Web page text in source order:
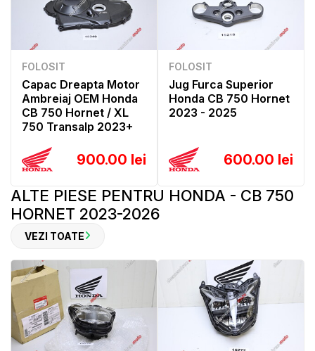
FOLOSIT
Capac Dreapta Motor
Ambreiaj OEM Honda
CB 750 Hornet / XL
750 Transalp 2023+
900.00 lei
FOLOSIT
Jug Furca Superior
Honda CB 750 Hornet
2023 - 2025
600.00 lei
ALTE PIESE PENTRU HONDA - CB 750
HORNET 2023-2026
VEZI TOATE